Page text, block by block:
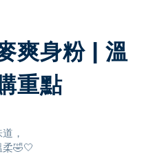
液🧴
舒服
爽身粉 | 溫
重點
，
🤣🤍